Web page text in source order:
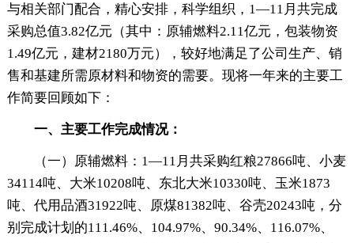
与相关部门配合，精心安排，科学组织，1—11月共完成
采购总值3.82亿元（其中：原辅燃料2.11亿元，包装物资
1.49亿元，建材2180万元），较好地满足了公司生产、销
售和基建所需原材料和物资的需要。现将一年来的主要工
作简要回顾如下：
一、主要工作完成情况：
（一）原辅燃料：1—11月共采购红粮27866吨、小麦
34114吨、大米10208吨、东北大米10330吨、玉米1873
吨、代用品酒31922吨、原煤81382吨、谷壳20243吨，分
别完成计划的111.46%、104.97%、90.34%、116.07%、